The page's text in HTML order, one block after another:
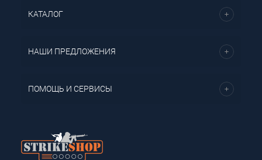
КАТАЛОГ
НАШИ ПРЕДЛОЖЕНИЯ
ПОМОЩЬ И СЕРВИСЫ